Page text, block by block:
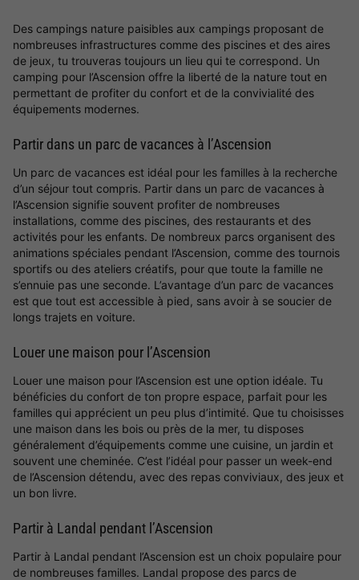
Des campings nature paisibles aux campings proposant de
nombreuses infrastructures comme des piscines et des aires
de jeux, tu trouveras toujours un lieu qui te correspond. Un
camping pour l’Ascension offre la liberté de la nature tout en
permettant de profiter du confort et de la convivialité des
équipements modernes.
Partir dans un parc de vacances à l’Ascension
Un parc de vacances est idéal pour les familles à la recherche
d’un séjour tout compris. Partir dans un parc de vacances à
l’Ascension signifie souvent profiter de nombreuses
installations, comme des piscines, des restaurants et des
activités pour les enfants. De nombreux parcs organisent des
animations spéciales pendant l’Ascension, comme des tournois
sportifs ou des ateliers créatifs, pour que toute la famille ne
s’ennuie pas une seconde. L’avantage d’un parc de vacances
est que tout est accessible à pied, sans avoir à se soucier de
longs trajets en voiture.
Louer une maison pour l’Ascension
Louer une maison pour l’Ascension est une option idéale. Tu
bénéficies du confort de ton propre espace, parfait pour les
familles qui apprécient un peu plus d’intimité. Que tu choisisses
une maison dans les bois ou près de la mer, tu disposes
généralement d’équipements comme une cuisine, un jardin et
souvent une cheminée. C’est l’idéal pour passer un week-end
de l’Ascension détendu, avec des repas conviviaux, des jeux et
un bon livre.
Partir à Landal pendant l’Ascension
Partir à Landal pendant l’Ascension est un choix populaire pour
de nombreuses familles. Landal propose des parcs de